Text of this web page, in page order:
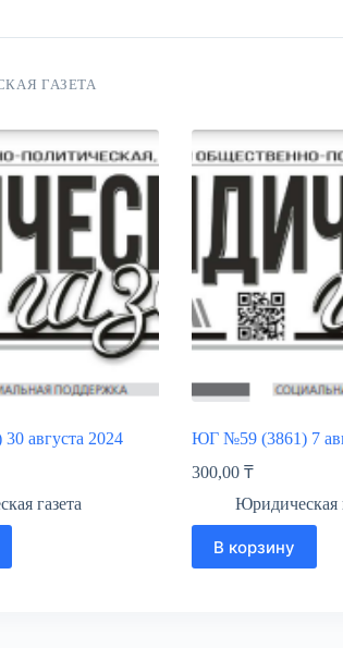
ГАЗЕТА
августа 2024
газета
ЮГ №59 (3861) 7
300,00 ₸
Юридическая
В корзину